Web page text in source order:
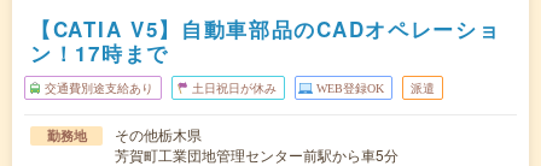
【CATIA V5】自動車部品のCADオペレーショ
ン！17時まで
交通費別途支給あり 土日祝日が休み WEB登録OK 派遣
勤務地
その他栃木県
芳賀町工業団地管理センター前駅から車5分